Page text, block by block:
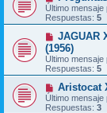
Último mensaje
Respuestas: 5
JAGUAR
(1956)
Último mensaje
Respuestas: 5
Aristocat
Último mensaje
Respuestas: 3